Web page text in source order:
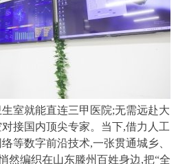
室就能直连三甲医院;无需远赴大
接国内顶尖专家。当下,借力人工
等数字前沿技术,一张贯通城乡、
然编织在山东滕州百姓身边,把“全